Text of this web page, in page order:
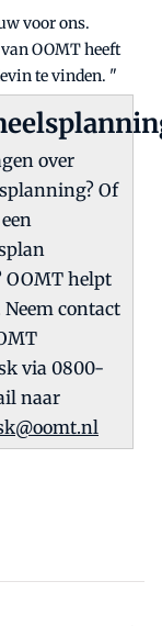
voor ons.
OOMT heeft
te vinden. "
over
Of
OOMT helpt
Neem contact
via 0800-
naar